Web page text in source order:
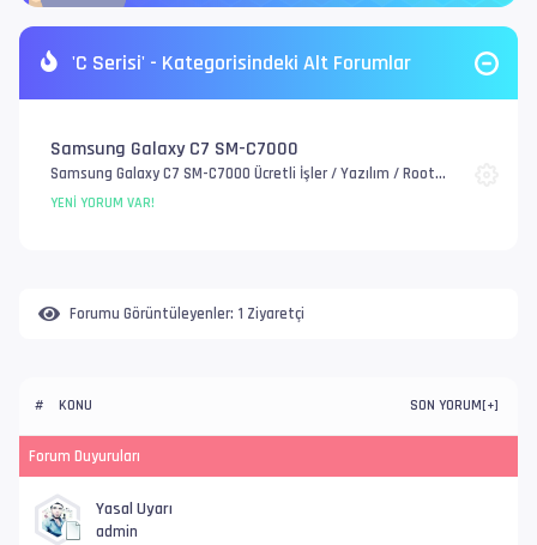
'C Serisi' - Kategorisindeki Alt Forumlar
Samsung Galaxy C7 SM-C7000
Samsung Galaxy C7 SM-C7000 Ücretli İşler / Yazılım / Root
Twrp Recovery / IMEI Onarım / EFS, FRP ve Account / Genel
YENI YORUM VAR!
Forumu Görüntüleyenler: 1 Ziyaretçi
# KONU SON YORUM[+]
Forum Duyuruları
Yasal Uyarı
admin